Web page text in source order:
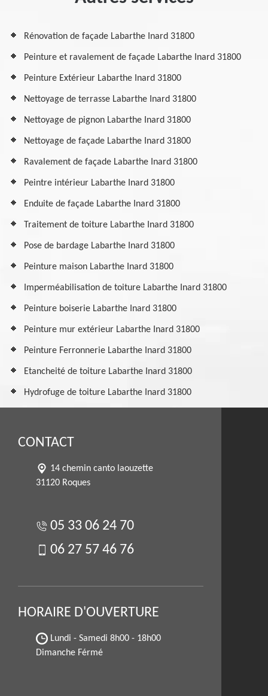
Rénovation de façade Labarthe Inard 31800
Peinture et ravalement de façade Labarthe Inard 31800
Peinture Extérieur Labarthe Inard 31800
Nettoyage de terrasse Labarthe Inard 31800
Nettoyage de pignon Labarthe Inard 31800
Nettoyage de façade Labarthe Inard 31800
Ravalement de façade Labarthe Inard 31800
Peintre intérieur Labarthe Inard 31800
Enduite de façade Labarthe Inard 31800
Traitement de toiture Labarthe Inard 31800
Pose de bardage Labarthe Inard 31800
Peinture maison Labarthe Inard 31800
Imperméabilisation de toiture Labarthe Inard 31800
Peinture boiserie Labarthe Inard 31800
Peinture mur extérieur Labarthe Inard 31800
Peinture Ferronnerie Labarthe Inard 31800
Etancheité de toiture Labarthe Inard 31800
Hydrofuge de toiture Labarthe Inard 31800
CONTACT
14 chemin canto laouzette
31120 Roques
05 33 06 24 70
06 27 57 46 76
HORAIRE D'OUVERTURE
Lundi - Samedi 8h00 - 18h00
Dimanche Férmé